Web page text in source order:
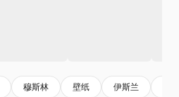
穆斯林 壁纸 伊斯兰